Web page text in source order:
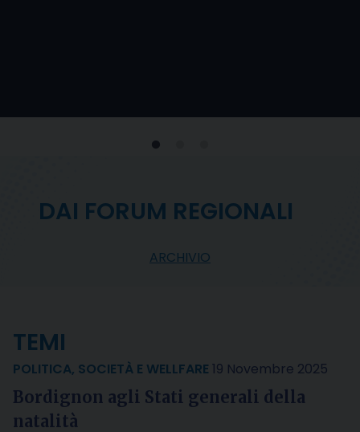
DAI FORUM REGIONALI
ARCHIVIO
TEMI
POLITICA, SOCIETÀ E WELLFARE 19 Novembre 2025
Bordignon agli Stati generali della
natalità